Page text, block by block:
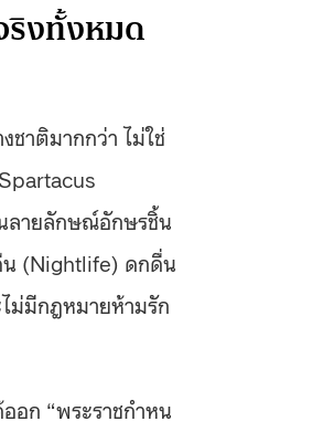
ริงทั้งหมด
าติมากกว่า ไม่ใช่
ลายลักษณ์อักษรชิ้น
น (Nightlife) ดกดื่น
ม่มีกฎหมายห้ามรัก
อก “พระราชกำหน